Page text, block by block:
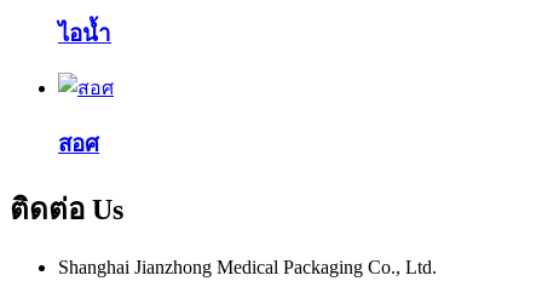
ไอน้ำ
สอศ
ติดต่อ Us
Shanghai Jianzhong Medical Packaging Co., Ltd.